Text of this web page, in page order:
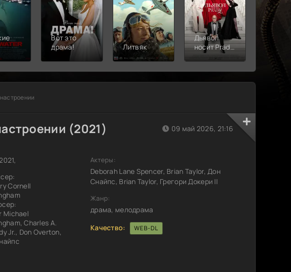
Вот это
драма!
Литвяк
Дьявол
носит Prada
2
(2021)
Cornell
Michael
Charles A.
Jr., Don Overton,
09 май 2026, 21:16
Актеры:
Deborah Lane Spencer, Brian Taylor, Дон
Снайпс, Brian Taylor, Грегори Докери II
Жанр:
драма, мелодрама
Качество:
WEB-DL